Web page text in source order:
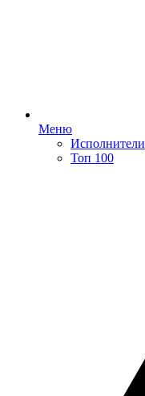
Меню
Исполнители
Топ 100